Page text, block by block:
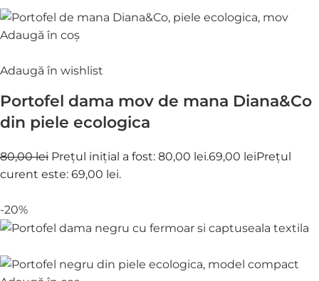
Adaugă în coș
Adaugă în wishlist
Portofel dama mov de mana Diana&Co
din piele ecologica
80,00 lei Prețul inițial a fost: 80,00 lei.69,00 leiPrețul
curent este: 69,00 lei.
-20%